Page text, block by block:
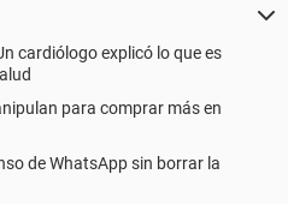
cardiólogo explicó lo que es
para comprar más en
de WhatsApp sin borrar la